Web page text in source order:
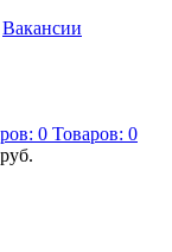
Вакансии
0 Товаров: 0